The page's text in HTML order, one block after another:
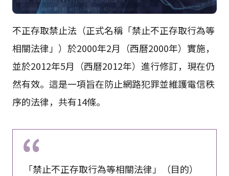
不正存取禁止法（正式名稱「禁止不正存取行為等
相關法律」）於2000年2月（西曆2000年）實施，
並於2012年5月（西曆2012年）進行修訂，現在仍
然有效。這是一項旨在防止網路犯罪並維護電信秩
序的法律，共有14條。
「禁止不正存取行為等相關法律」（目的）